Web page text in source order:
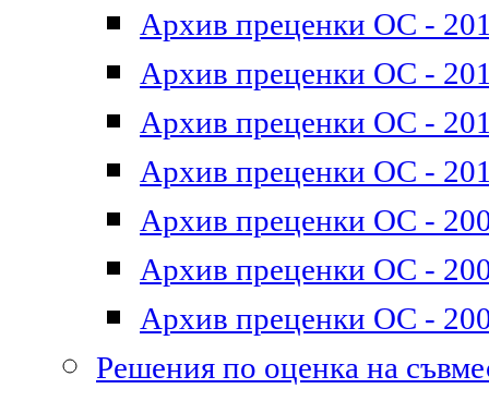
Архив преценки ОС -
Архив преценки ОС -
Архив преценки ОС -
Архив преценки ОС -
Архив преценки ОС -
Архив преценки ОС -
Архив преценки ОС -
Решения по оценка на